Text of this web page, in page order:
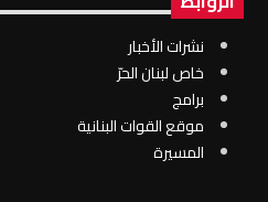
نشرات الأخبار
خاص لبنان الحرّ
برامج
موقع القوات البنانية
المسيرة